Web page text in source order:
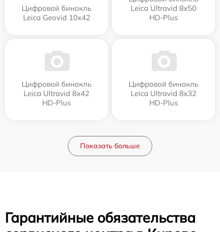
Цифровой бинокль
Leica Geovid 10x42
Leica Ultravid 8x50
HD-Plus
Цифровой бинокль
Leica Ultravid 8x42
HD-Plus
Цифровой бинокль
Leica Ultravid 8x32
HD-Plus
Показать больше
Гарантийные обязательства